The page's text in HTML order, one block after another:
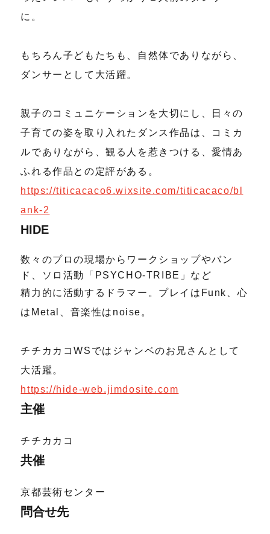
に。
もちろん子どもたちも、自然体でありながら、
ダンサーとして大活躍。
親子のコミュニケーションを大切にし、日々の
子育ての姿を取り入れたダンス作品は、コミカ
ルでありながら、観る人を惹きつける、愛情あ
ふれる作品との定評がある。
https://titicacaco6.wixsite.com/titicacaco/bl
ank-2
HIDE
数々のプロの現場からワークショップやバン
ド、ソロ活動「PSYCHO-TRIBE」など
精力的に活動するドラマー。プレイはFunk、心
はMetal、音楽性はnoise。
チチカカコWSではジャンベのお兄さんとして
大活躍。
https://hide-web.jimdosite.com
主催
チチカカコ
共催
京都芸術センター
問合せ先